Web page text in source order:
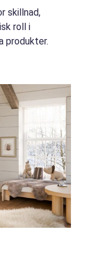
skillnad,
roll i
produkter.